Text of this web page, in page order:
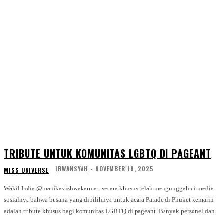
TRIBUTE UNTUK KOMUNITAS LGBTQ DI PAGEANT
MISS UNIVERSE IRWANSYAH - NOVEMBER 18, 2025
Wakil India @manikavishwakarma_ secara khusus telah mengunggah di media
sosialnya bahwa busana yang dipilihnya untuk acara Parade di Phuket kemarin
adalah tribute khusus bagi komunitas LGBTQ di pageant. Banyak personel dan